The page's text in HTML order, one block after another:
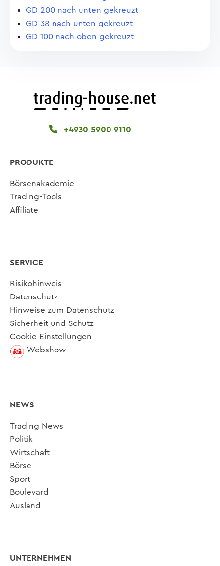
GD 200 nach unten gekreuzt
GD 38 nach unten gekreuzt
GD 100 nach oben gekreuzt
+4930 5900 9110
PRODUKTE
Börsenakademie
Trading-Tools
Affiliate
SERVICE
Risikohinweis
Datenschutz
Hinweise zum Datenschutz
Sicherheit und Schutz
Cookie Einstellungen
Webshow
NEWS
Trading News
Politik
Wirtschaft
Börse
Sport
Boulevard
Ausland
UNTERNEHMEN